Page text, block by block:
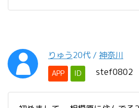
りゅう20代 / 神奈川
APP ID stef0802